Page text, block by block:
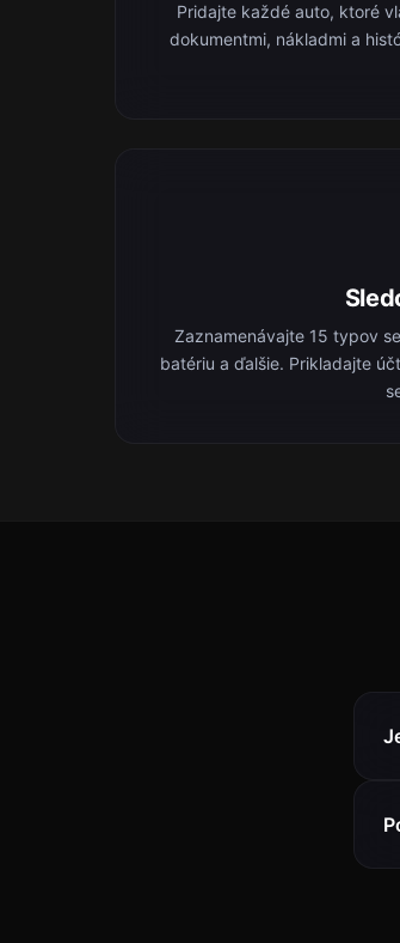
Pridajte každé auto, ktoré
dokumentmi, nákladmi a
Zaznamenávajte 15 typov
batériu a ďalšie. Prikladajte